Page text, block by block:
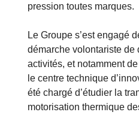
pression toutes marques.
Le Groupe s’est engagé
démarche volontariste de
activités, et notamment
le centre technique
été chargé d’étudier la
motorisation thermique